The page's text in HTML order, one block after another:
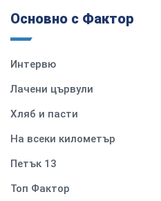
Основно с Фактор
Интервю
Лачени цървули
Хляб и пасти
На всеки километър
Петък 13
Топ Фактор